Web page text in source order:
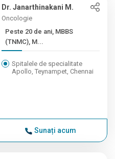
Dr. Janarthinakani M.
Oncologie
Peste 20 de ani, MBBS
(TNMC), M...
Spitalele de specialitate
Apollo, Teynampet, Chennai
Sunați acum